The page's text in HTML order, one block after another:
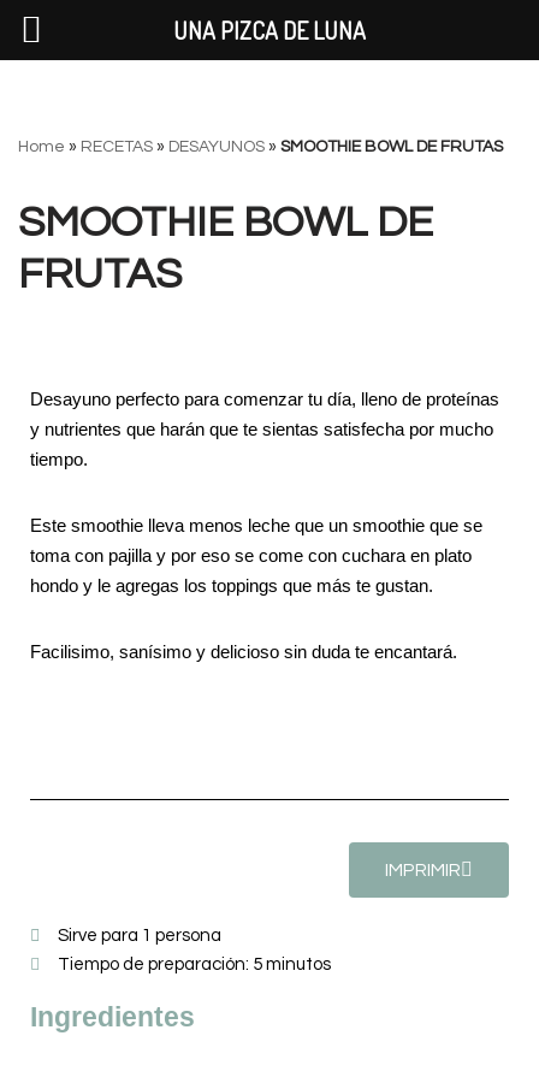
al
Home » RECETAS » DESAYUNOS » SMOOTHIE BOWL DE FRUTAS
SMOOTHIE BOWL DE
FRUTAS
Desayuno perfecto para comenzar tu día, lleno de proteínas
y nutrientes que harán que te sientas satisfecha por mucho
tiempo.
Este smoothie lleva menos leche que un smoothie que se
toma con pajilla y por eso se come con cuchara en plato
hondo y le agregas los toppings que más te gustan.
Facilisimo, sanísimo y delicioso sin duda te encantará.
IMPRIMIR
Sirve para 1 persona
Tiempo de preparación: 5 minutos
Ingredientes
UNA PIZCA DE LUNA